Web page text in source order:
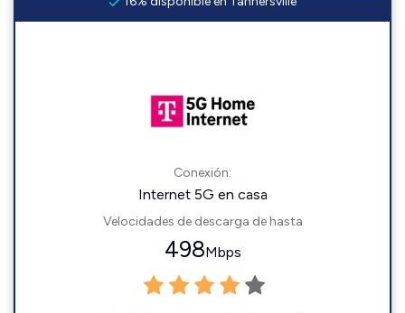
Conexión:
Internet 5G en casa
Velocidades de descarga de hasta
498Mbps